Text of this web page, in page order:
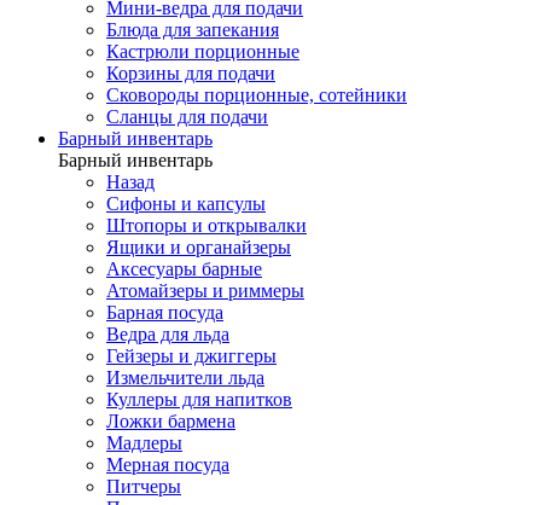
Мини-ведра для подачи
Блюда для запекания
Кастрюли порционные
Корзины для подачи
Сковороды порционные, сотейники
Сланцы для подачи
Барный инвентарь
Барный инвентарь
Назад
Сифоны и капсулы
Штопоры и открывалки
Ящики и органайзеры
Аксесуары барные
Атомайзеры и риммеры
Барная посуда
Ведра для льда
Гейзеры и джиггеры
Измельчители льда
Куллеры для напитков
Ложки бармена
Мадлеры
Мерная посуда
Питчеры